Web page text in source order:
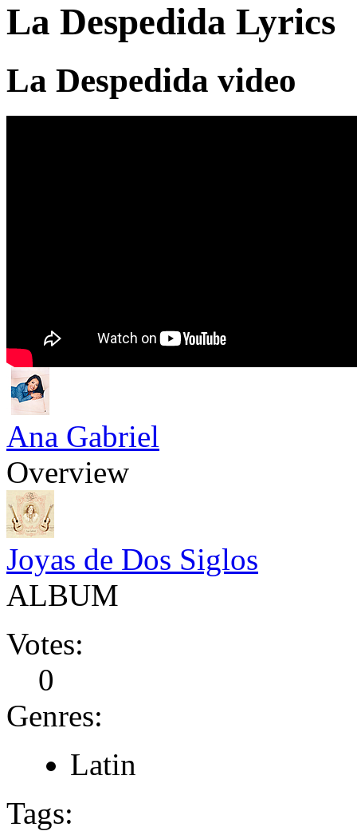
La Despedida Lyrics
La Despedida video
Ana Gabriel
Overview
Joyas de Dos Siglos
ALBUM
Votes:
0
Genres:
Latin
Tags: